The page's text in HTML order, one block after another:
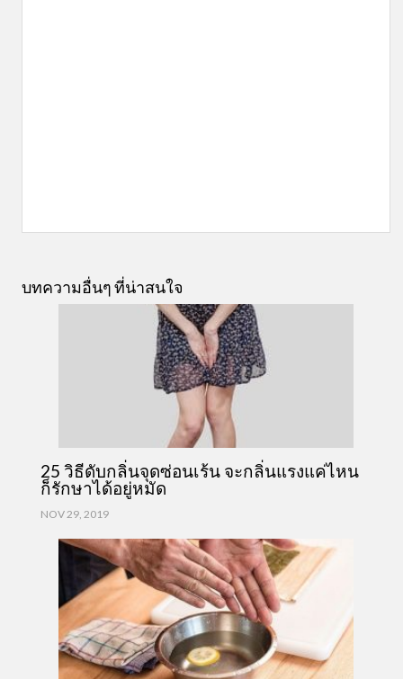
บทความอื่นๆ ที่น่าสนใจ
25 วิธีดับกลิ่นจุดซ่อนเร้น จะกลิ่นแรงแค่ไหน
ก็รักษาได้อยู่หมัด
NOV 29, 2019